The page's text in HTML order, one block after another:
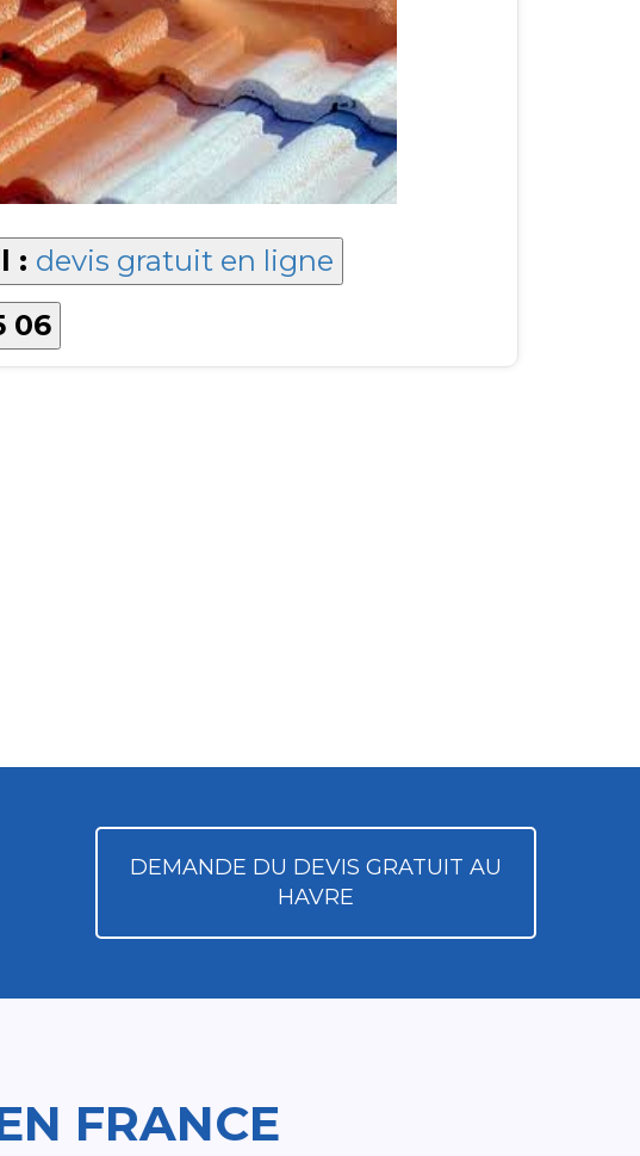
: devis gratuit en ligne
06
DEMANDE DU DEVIS GRATUIT AU
HAVRE
FRANCE